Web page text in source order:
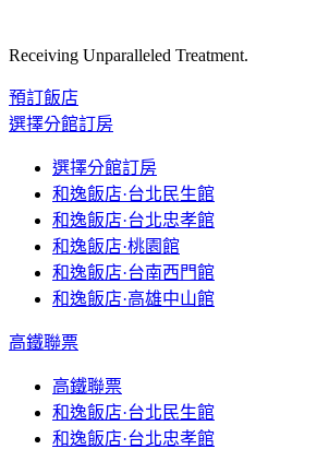
Receiving Unparalleled Treatment.
預訂飯店
選擇分館訂房
選擇分館訂房
和逸飯店·台北民生館
和逸飯店·台北忠孝館
和逸飯店·桃園館
和逸飯店·台南西門館
和逸飯店·高雄中山館
高鐵聯票
高鐵聯票
和逸飯店·台北民生館
和逸飯店·台北忠孝館